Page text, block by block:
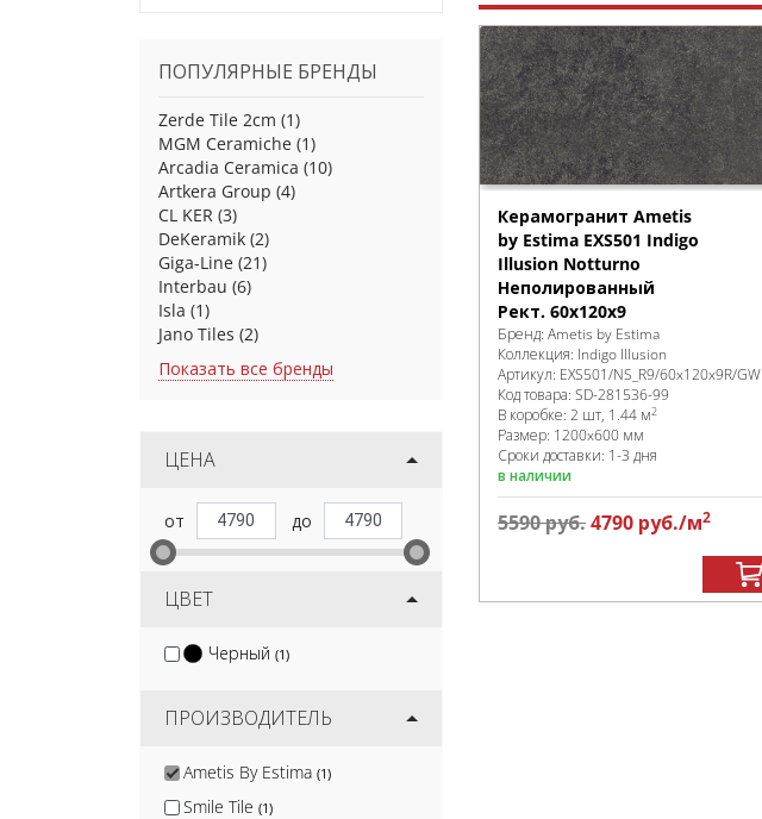
ПОПУЛЯРНЫЕ БРЕНДЫ
Zerde Tile 2cm (1)
MGM Ceramiche (1)
Arcadia Ceramica (10)
Artkera Group (4)
CL KER (3)
DeKeramik (2)
Giga-Line (21)
Interbau (6)
Isla (1)
Jano Tiles (2)
Показать все бренды
ЦЕНА
ЦВЕТ
Черный (1)
ПРОИЗВОДИТЕЛЬ
Ametis By Estima (1)
Smile Tile (1)
Керамогранит Ametis
by Estima EXS501 Indigo
Illusion Notturno
Неполированный
Рект. 60x120x9
Бренд: Ametis by Estima
Коллекция: Indigo Illusion
Артикул: EXS501/NS_R9/60x120x9R/GW
Код товара: SD-281536-99
В коробке: 2 шт, 1.44 м2
Размер: 1200x600 мм
Сроки доставки: 1-3 дня
в наличии
5590руб.4790 руб./м2